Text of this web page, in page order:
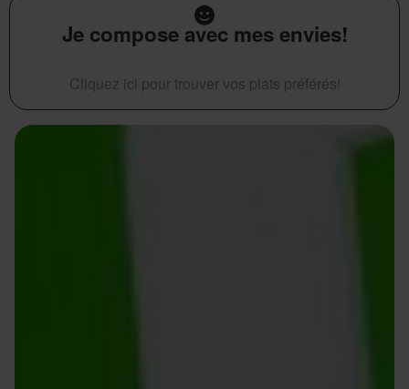
Je compose avec mes envies!
Cliquez ici pour trouver vos plats préférés!